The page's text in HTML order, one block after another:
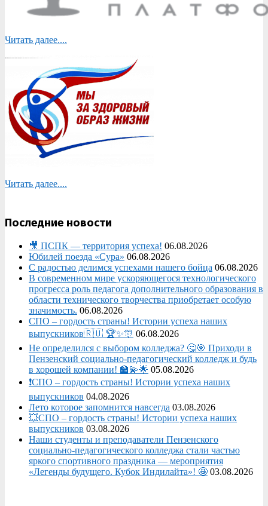
Читать далее....
Читать далее....
Последние новости
🎥 ПСПК — территория успеха! 06.08.2026
Юбилей поезда «Сура» 06.08.2026
С радостью делимся успехами нашего бойца 06.08.2026
В современном мире ускоряющегося технологического
прогресса роль педагога дополнительного образования в
области технического творчества приобретает особую
значимость. 06.08.2026
СПО – гордость страны! Истории успеха наших
выпускников🇷🇺 🏆✨🎊 06.08.2026
Не определился с выбором колледжа? 🤔🎯 Приходи в
Пензенский социально-педагогический колледж и будь
в хорошей компании! 🏫💫🌟 05.08.2026
❗СПО – гордость страны! Истории успеха наших
выпускников 04.08.2026
Лето которое запомнится навсегда 03.08.2026
💥СПО – гордость страны! Истории успеха наших
выпускников 03.08.2026
Наши студенты и преподаватели Пензенского
социально‑педагогического колледжа стали частью
яркого спортивного праздника — мероприятия
«Легенды будущего. Кубок Индилайта»! 🤩 03.08.2026